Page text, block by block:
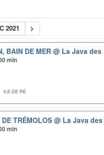
nouvelle
fenêtre)
2021
BAIN DE MER@ La Java
min
ILE DE RÉ
TRÉMOLOS@ La Java
min